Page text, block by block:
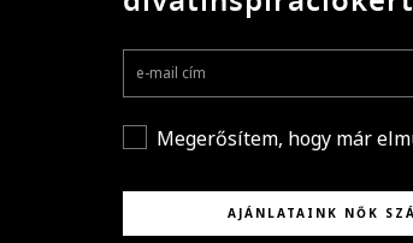
Megerősítem, hogy már
AJÁNLATAINK NŐK